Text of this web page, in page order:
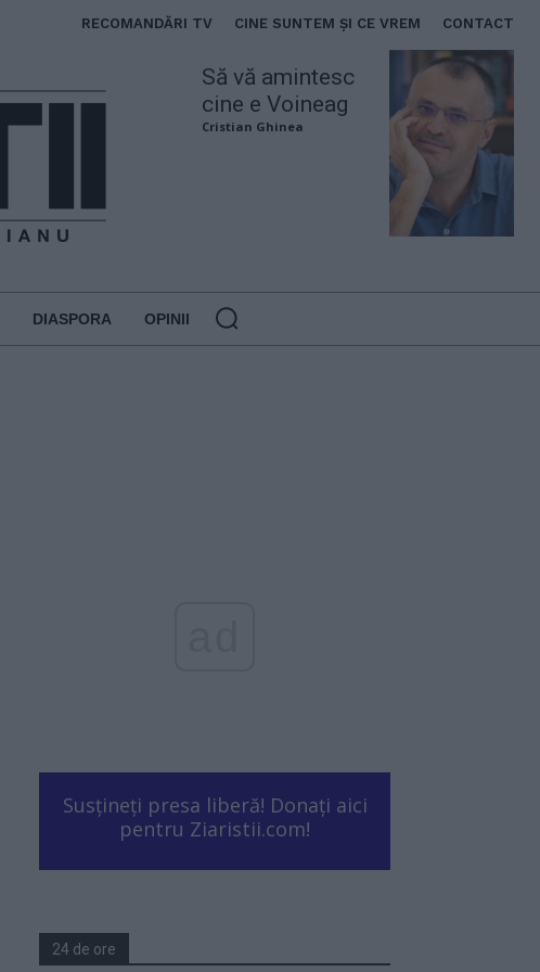
RECOMANDĂRI TV CINE SUNTEM ȘI CE VREM CONTACT
Să vă amintesc
cine e Voineag
Cristian Ghinea
DIASPORA OPINII
Susțineți presa liberă! Donați aici
pentru Ziaristii.com!
24 de ore